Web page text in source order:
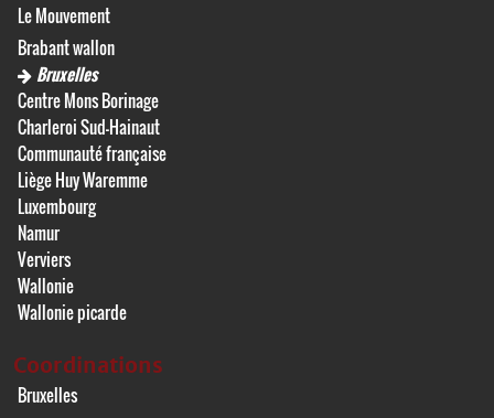
Le Mouvement
Brabant wallon
Bruxelles
Centre Mons Borinage
Charleroi Sud-Hainaut
Communauté française
Liège Huy Waremme
Luxembourg
Namur
Verviers
Wallonie
Wallonie picarde
Coordinations
Bruxelles